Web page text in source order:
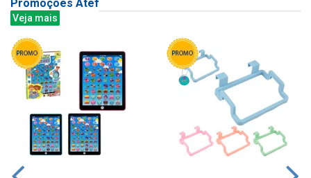
Promoções Atef
Veja mais